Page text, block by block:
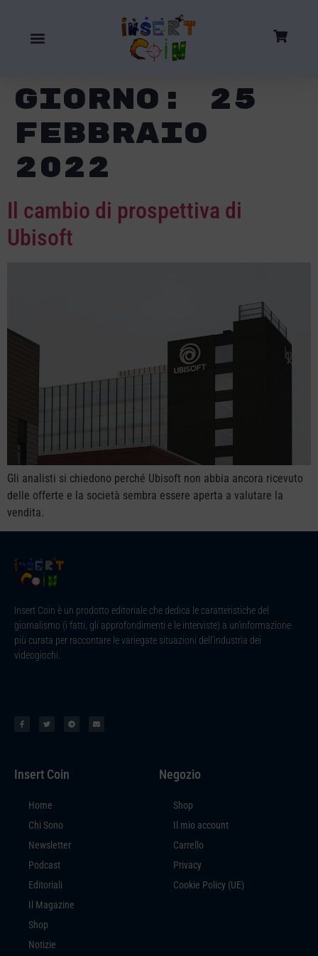
Giorno: 25
Febbraio
2022
Il cambio di prospettiva di
Ubisoft
Gli analisti si chiedono perché Ubisoft non abbia ancora ricevuto
delle offerte e la società sembra essere aperta a valutare la
vendita.
Insert Coin è un prodotto editoriale che dedica le caratteristiche del
giornalismo (i fatti, gli approfondimenti e le interviste) a un’informazione
più curata per raccontare le variegate situazioni dell’industria dei
videogiochi.
Insert Coin
Home
Chi Sono
Newsletter
Podcast
Editoriali
Il Magazine
Shop
Notizie
Negozio
Shop
Il mio account
Carrello
Privacy
Cookie Policy (UE)